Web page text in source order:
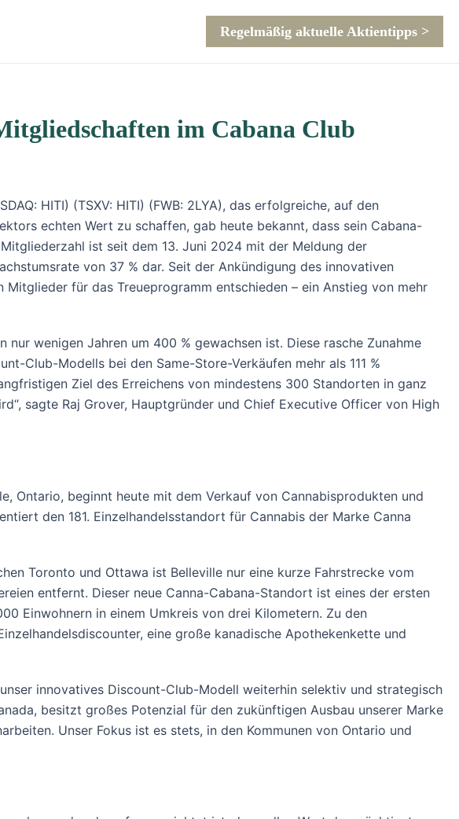
Regelmäßig aktuelle Aktientipps >
im Cabana Club
HITI) (TSXV: HITI) (FWB: 2LYA), das erfolgreiche, auf den
echten Wert zu schaffen, gab heute bekannt, dass sein Cabana-
ist seit dem 13. Juni 2024 mit der Meldung der
von 37 % dar. Seit der Ankündigung des innovativen
für das Treueprogramm entschieden – ein Anstieg von mehr
wenigen Jahren um 400 % gewachsen ist. Diese rasche Zunahme
Club-Modells bei den Same-Store-Verkäufen mehr als 111 %
Ziel des Erreichens von mindestens 300 Standorten in ganz
sagte Raj Grover, Hauptgründer und Chief Executive Officer von High
Ontario, beginnt heute mit dem Verkauf von Cannabisprodukten und
den 181. Einzelhandelsstandort für Cannabis der Marke Canna
Toronto und Ottawa ist Belleville nur eine kurze Fahrstrecke vom
entfernt. Dieser neue Canna-Cabana-Standort ist eines der ersten
Einwohnern in einem Umkreis von drei Kilometern. Zu den
eine große kanadische Apothekenkette und
innovatives Discount-Club-Modell weiterhin selektiv und strategisch
besitzt großes Potenzial für den zukünftigen Ausbau unserer Marke
Unser Fokus ist es stets, in den Kommunen von Ontario und